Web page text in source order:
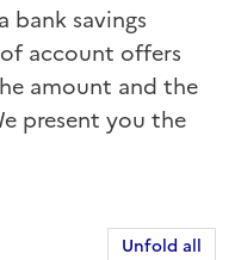
bank savings
account offers
amount and the
present you the
Unfold all